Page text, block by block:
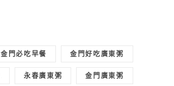
金門必吃早餐 金門好吃廣東粥
永春廣東粥 金門廣東粥